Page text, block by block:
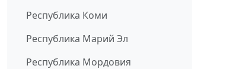
Республика Коми
Республика Марий Эл
Республика Мордовия